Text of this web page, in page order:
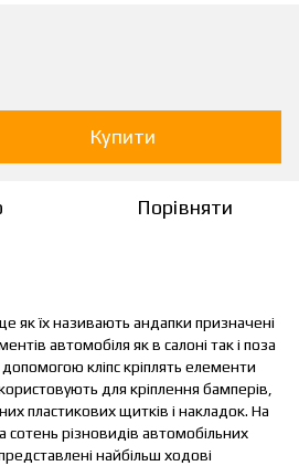
Купити
Порівняти
як їх називають андапки призначені
автомобіля як в салоні так і поза
кліпс кріплять елементи
для кріплення бамперів,
пластикових щитків і накладок. На
сотень різновидів автомобільних
найбільш ходові